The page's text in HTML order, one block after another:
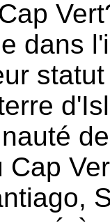
dans
Cap